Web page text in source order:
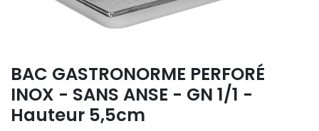
BAC GASTRONORME PERFORÉ
INOX - SANS ANSE - GN 1/1 -
Hauteur 5,5cm